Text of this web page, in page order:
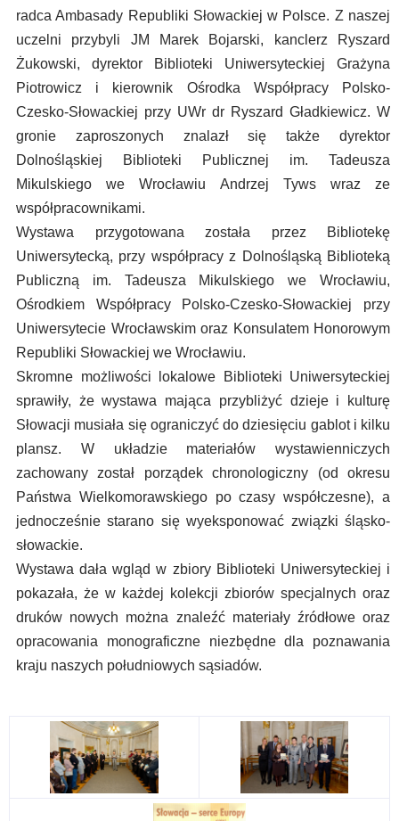
radca Ambasady Republiki Słowackiej w Polsce. Z naszej
uczelni przybyli JM Marek Bojarski, kanclerz Ryszard
Żukowski, dyrektor Biblioteki Uniwersyteckiej Grażyna
Piotrowicz i kierownik Ośrodka Współpracy Polsko-
Czesko-Słowackiej przy UWr dr Ryszard Gładkiewicz. W
gronie zaproszonych znalazł się także dyrektor
Dolnośląskiej Biblioteki Publicznej im. Tadeusza
Mikulskiego we Wrocławiu Andrzej Tyws wraz ze
współpracownikami.
Wystawa przygotowana została przez Bibliotekę
Uniwersytecką, przy współpracy z Dolnośląską Biblioteką
Publiczną im. Tadeusza Mikulskiego we Wrocławiu,
Ośrodkiem Współpracy Polsko-Czesko-Słowackiej przy
Uniwersytecie Wrocławskim oraz Konsulatem Honorowym
Republiki Słowackiej we Wrocławiu.
Skromne możliwości lokalowe Biblioteki Uniwersyteckiej
sprawiły, że wystawa mająca przybliżyć dzieje i kulturę
Słowacji musiała się ograniczyć do dziesięciu gablot i kilku
plansz. W układzie materiałów wystawienniczych
zachowany został porządek chronologiczny (od okresu
Państwa Wielkomorawskiego po czasy współczesne), a
jednocześnie starano się wyeksponować związki śląsko-
słowackie.
Wystawa dała wgląd w zbiory Biblioteki Uniwersyteckiej i
pokazała, że w każdej kolekcji zbiorów specjalnych oraz
druków nowych można znaleźć materiały źródłowe oraz
opracowania monograficzne niezbędne dla poznawania
kraju naszych południowych sąsiadów.